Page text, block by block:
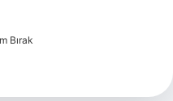
Bırak